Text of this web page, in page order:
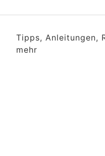
Tipps, Anleitungen,
mehr